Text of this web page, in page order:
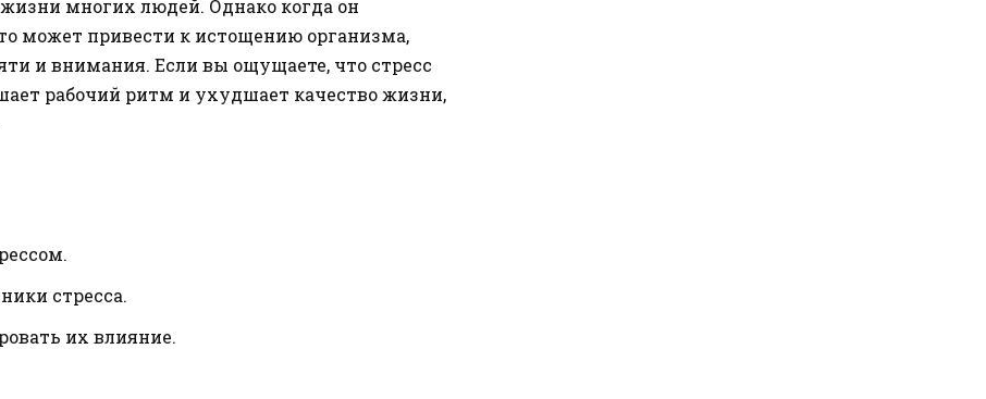
многих людей. Однако когда он
может привести к истощению организма,
и внимания. Если вы ощущаете, что стресс
рабочий ритм и ухудшает качество жизни,
стресса.
их влияние.